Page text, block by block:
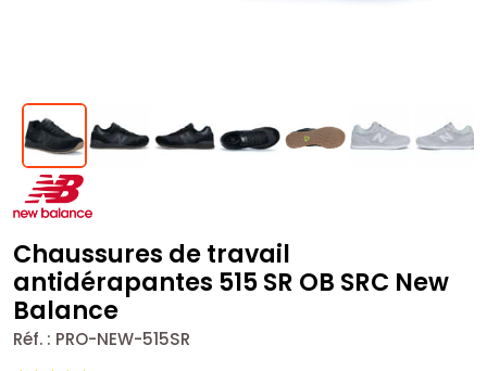
Chaussures de travail
antidérapantes 515 SR OB SRC New
Balance
Réf. : PRO-NEW-515SR